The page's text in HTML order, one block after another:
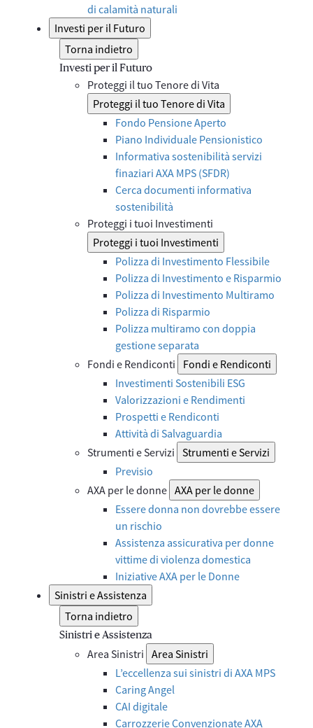
di calamità naturali
Investi per il Futuro
Torna indietro
Investi per il Futuro
Proteggi il tuo Tenore di Vita
Proteggi il tuo Tenore di Vita
Fondo Pensione Aperto
Piano Individuale Pensionistico
Informativa sostenibilità servizi
finaziari AXA MPS (SFDR)
Cerca documenti informativa
sostenibilità
Proteggi i tuoi Investimenti
Proteggi i tuoi Investimenti
Polizza di Investimento Flessibile
Polizza di Investimento e Risparmio
Polizza di Investimento Multiramo
Polizza di Risparmio
Polizza multiramo con doppia
gestione separata
Fondi e Rendiconti
Fondi e Rendiconti
Investimenti Sostenibili ESG
Valorizzazioni e Rendimenti
Prospetti e Rendiconti
Attività di Salvaguardia
Strumenti e Servizi Strumenti e Servizi
Previsio
AXA per le donne AXA per le donne
Essere donna non dovrebbe essere
un rischio
Assistenza assicurativa per donne
vittime di violenza domestica
Iniziative AXA per le Donne
Sinistri e Assistenza
Torna indietro
Sinistri e Assistenza
Area Sinistri Area Sinistri
L’eccellenza sui sinistri di AXA MPS
Caring Angel
CAI digitale
Carrozzerie Convenzionate AXA